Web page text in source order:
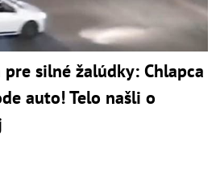
pre silné žalúdky: Chlapca
auto! Telo našli o